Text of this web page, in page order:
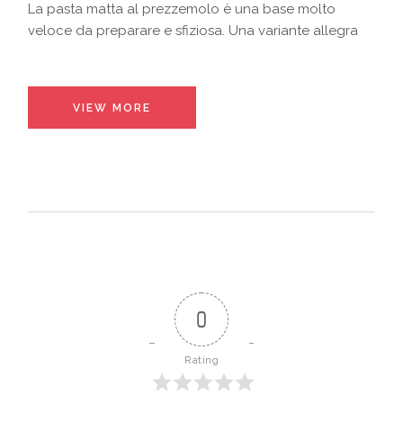
La pasta matta al prezzemolo è una base molto
veloce da preparare e sfiziosa. Una variante allegra
VIEW MORE
0
Rating